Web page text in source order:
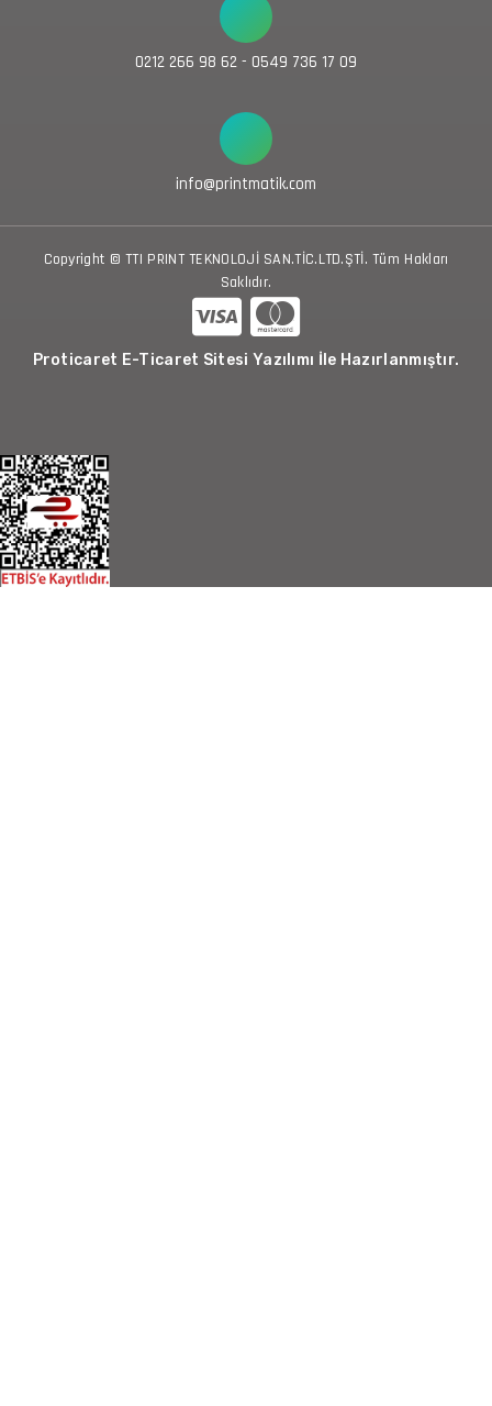
0212 266 98 62 - 0549 736 17 09
info@printmatik.com
Copyright © TTI PRINT TEKNOLOJİ SAN.TİC.LTD.ŞTİ. Tüm Hakları
Saklıdır.
Proticaret E-Ticaret Sitesi Yazılımı İle Hazırlanmıştır.